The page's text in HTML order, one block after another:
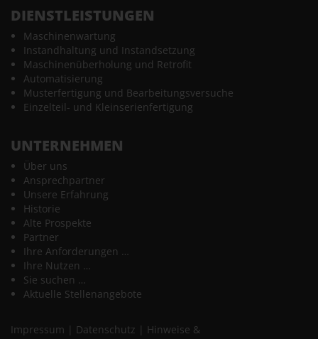
DIENSTLEISTUNGEN
Maschinenwartung
Instandhaltung und Instandsetzung
Maschinenüberholung und Retrofit
Automatisierung
Musterfertigung und Bearbeitungsversuche
Einzelteil- und Kleinserienfertigung
UNTERNEHMEN
Über uns
Ansprechpartner
Unsere Erfahrung
Historie
Alte Prospekte
Partner
Ihre Anforderungen …
Ihre Nutzen …
Sie suchen …
Aktuelle Stellenangebote
Impressum | Datenschutz | Hinweise &